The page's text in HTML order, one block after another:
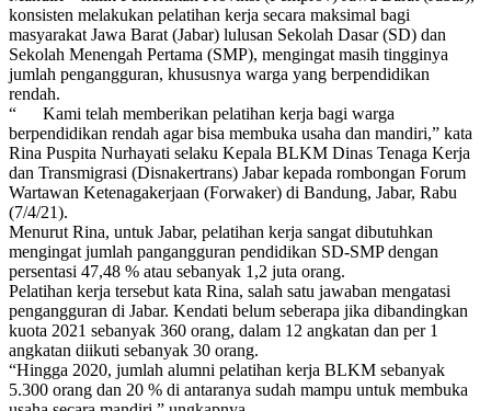
konsisten melakukan pelatihan kerja secara maksimal bagi
masyarakat Jawa Barat (Jabar) lulusan Sekolah Dasar (SD) dan
Sekolah Menengah Pertama (SMP), mengingat masih tingginya
jumlah pengangguran, khususnya warga yang berpendidikan
rendah.
“ Kami telah memberikan pelatihan kerja bagi warga
berpendidikan rendah agar bisa membuka usaha dan mandiri,” kata
Rina Puspita Nurhayati selaku Kepala BLKM Dinas Tenaga Kerja
dan Transmigrasi (Disnakertrans) Jabar kepada rombongan Forum
Wartawan Ketenagakerjaan (Forwaker) di Bandung, Jabar, Rabu
(7/4/21).
Menurut Rina, untuk Jabar, pelatihan kerja sangat dibutuhkan
mengingat jumlah pangangguran pendidikan SD-SMP dengan
persentasi 47,48 % atau sebanyak 1,2 juta orang.
Pelatihan kerja tersebut kata Rina, salah satu jawaban mengatasi
pengangguran di Jabar. Kendati belum seberapa jika dibandingkan
kuota 2021 sebanyak 360 orang, dalam 12 angkatan dan per 1
angkatan diikuti sebanyak 30 orang.
“Hingga 2020, jumlah alumni pelatihan kerja BLKM sebanyak
5.300 orang dan 20 % di antaranya sudah mampu untuk membuka